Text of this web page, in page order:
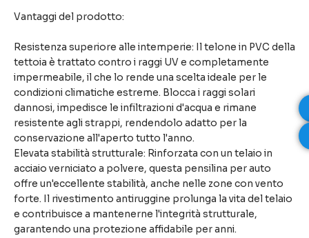
Vantaggi del prodotto:
Resistenza superiore alle intemperie: Il telone in PVC della
tettoia è trattato contro i raggi UV e completamente
impermeabile, il che lo rende una scelta ideale per le
condizioni climatiche estreme. Blocca i raggi solari
dannosi, impedisce le infiltrazioni d'acqua e rimane
resistente agli strappi, rendendolo adatto per la
conservazione all'aperto tutto l'anno.
Elevata stabilità strutturale: Rinforzata con un telaio in
acciaio verniciato a polvere, questa pensilina per auto
offre un'eccellente stabilità, anche nelle zone con vento
forte. Il rivestimento antiruggine prolunga la vita del telaio
e contribuisce a mantenerne l'integrità strutturale,
garantendo una protezione affidabile per anni.